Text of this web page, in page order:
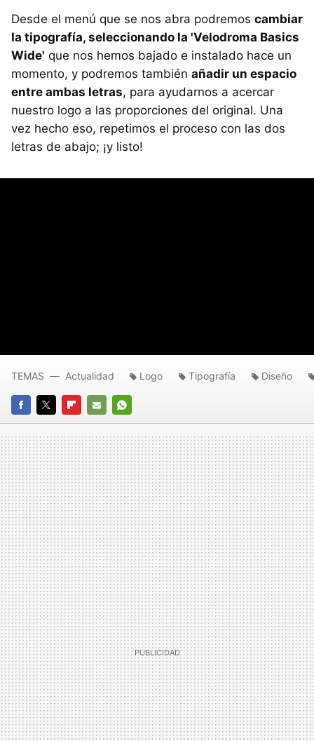
Desde el menú que se nos abra podremos cambiar
la tipografía, seleccionando la 'Velodroma Basics
Wide' que nos hemos bajado e instalado hace un
momento, y podremos también añadir un espacio
entre ambas letras, para ayudarnos a acercar
nuestro logo a las proporciones del original. Una
vez hecho eso, repetimos el proceso con las dos
letras de abajo; ¡y listo!
FACEBOOK
TWITTERFLIPBOARD
E-
MAIL
WHATSAPP
TEMAS Actualidad Logo Tipografía Diseño